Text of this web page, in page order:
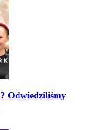
Odwiedziliśmy